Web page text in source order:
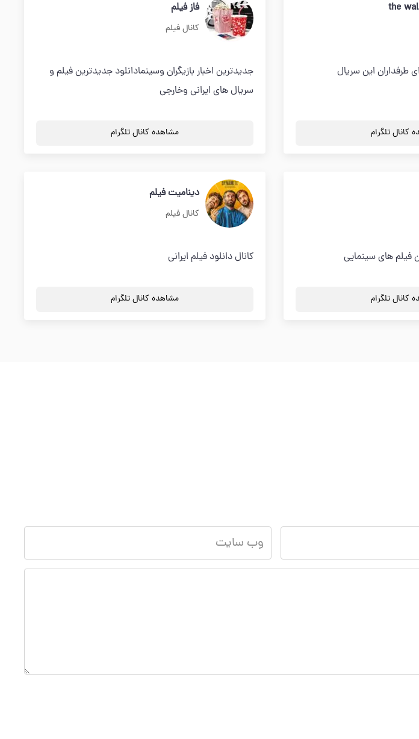
the
طرفداران این سریال
کانال تلگرام
فاز فیلم
کانال فیلم
جدیدترین اخبار بازیگران وسینمادانلود جدیدترین فیلم و
سریال های ایرانی وخارجی
مشاهده کانال تلگرام
فیلم های سینمایی
کانال تلگرام
دینامیت فیلم
کانال فیلم
کانال دانلود فیلم ایرانی
مشاهده کانال تلگرام